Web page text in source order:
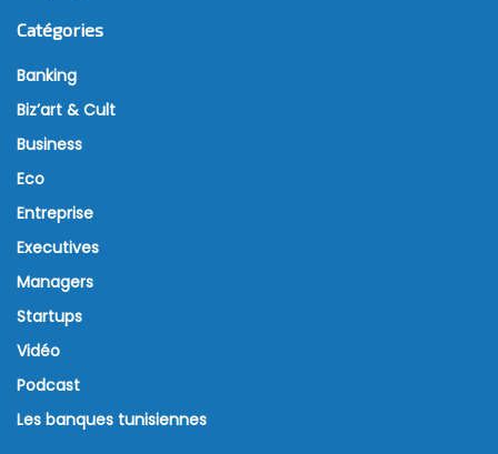
Catégories
Banking
Biz’art & Cult
Business
Eco
Entreprise
Executives
Managers
Startups
Vidéo
Podcast
Les banques tunisiennes